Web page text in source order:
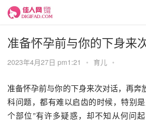
准备怀孕前与你的下身来
2023年4月27日 pm1:21 • 育儿 •
准备怀孕前与你的下身来次对话，再奔
科问题，都有难以启齿的时候，特别
个部位”有许多疑惑，却不知从何问